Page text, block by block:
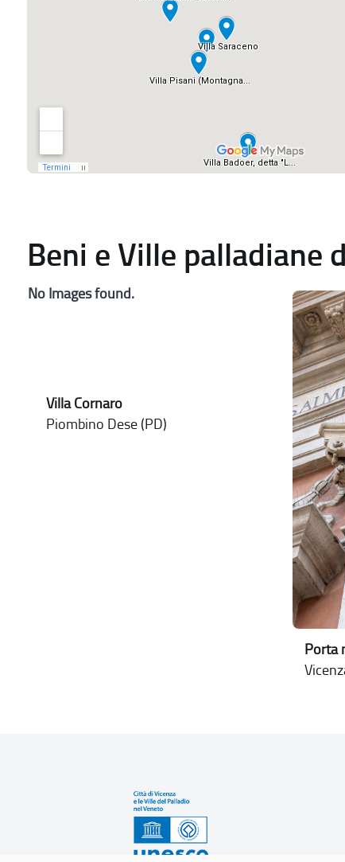
Beni e Ville palladiane
No Images found.
Villa Cornaro
Piombino Dese (PD)
Porta